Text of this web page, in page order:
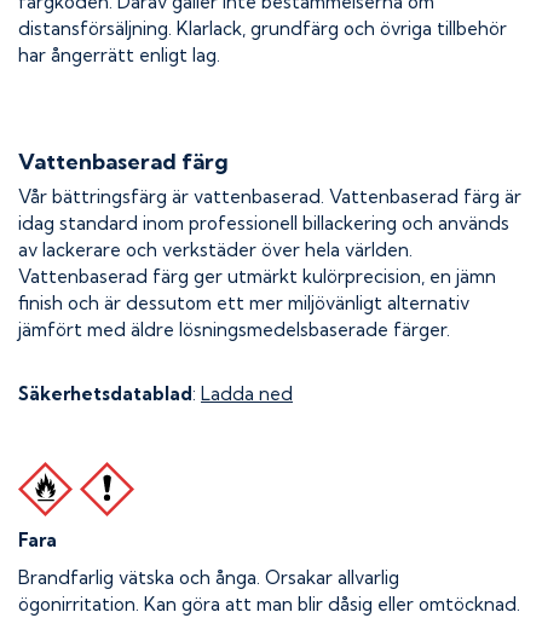
distansförsäljning. Klarlack, grundfärg och övriga tillbehör
har ångerrätt enligt lag.
Vattenbaserad färg
Vår bättringsfärg är vattenbaserad. Vattenbaserad färg är
idag standard inom professionell billackering och används
av lackerare och verkstäder över hela världen.
Vattenbaserad färg ger utmärkt kulörprecision, en jämn
finish och är dessutom ett mer miljövänligt alternativ
jämfört med äldre lösningsmedelsbaserade färger.
Säkerhetsdatablad: Ladda ned
Fara
Brandfarlig vätska och ånga. Orsakar allvarlig
ögonirritation. Kan göra att man blir dåsig eller omtöcknad.